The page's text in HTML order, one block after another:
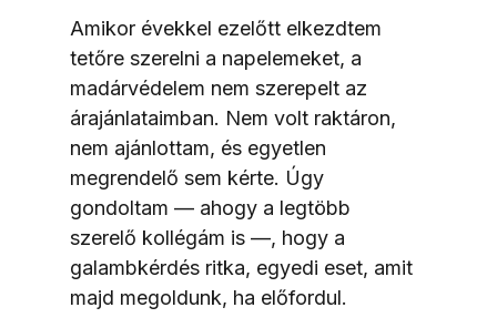
Amikor évekkel ezelőtt elkezdtem
tetőre szerelni a napelemeket, a
madárvédelem nem szerepelt az
árajánlataimban. Nem volt raktáron,
nem ajánlottam, és egyetlen
megrendelő sem kérte. Úgy
gondoltam — ahogy a legtöbb
szerelő kollégám is —, hogy a
galambkérdés ritka, egyedi eset, amit
majd megoldunk, ha előfordul.